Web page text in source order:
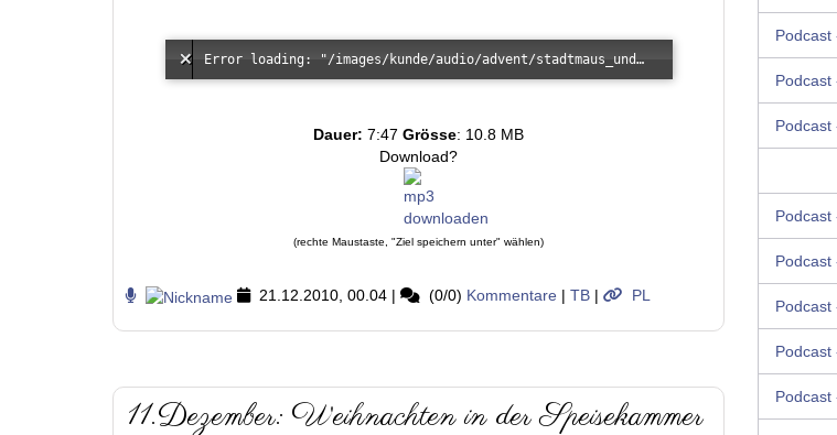
Error loading: "/images/kunde/audio/advent/stadtmaus_und_feldmaus.mp3"
Dauer: 7:47 Grösse: 10.8 MB
Download?
(rechte Maustaste, "Ziel speichern unter" wählen)
21.12.2010, 00.04 | (0/0) Kommentare | TB | PL
11.Dezember: Weihnachten in der Speisekammer
Podcast
Podcast
Podcast
Podcast
Podcast
Podcast
Podcast
Podcast